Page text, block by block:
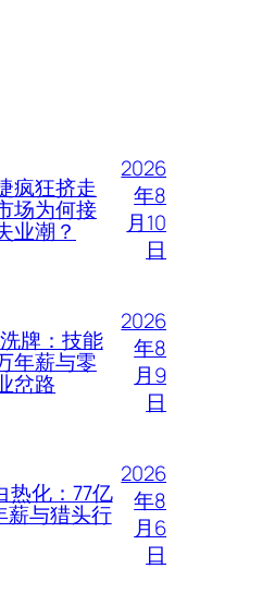
疯狂挤走
场为何接
业潮？
2026
年8
月10
日
牌：技能
年薪与零
岔路
2026
年8
月9
日
热化：77亿
薪与猎头行
2026
年8
月6
日